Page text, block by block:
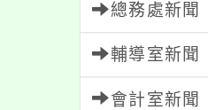
總務處新聞
輔導室新聞
會計室新聞